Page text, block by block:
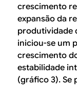
crescimento
expansão da
produtividade
iniciou-se um
crescimento
estabilidade
(gráfico 3). Se